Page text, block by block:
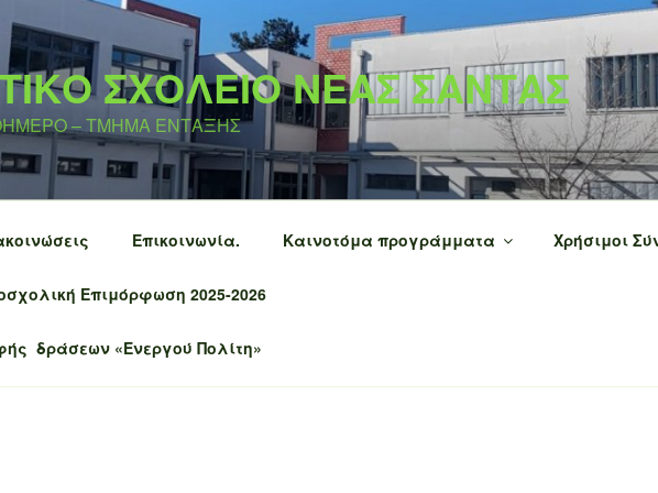
ΣΧΟΛΕΙΟ ΝΕΑΣ ΣΑΝΤΑΣ
– ΤΜΗΜΑ ΕΝΤΑΞΗΣ
Επικοινωνία. Καινοτόμα προγράμματα Χρήσιμοι
Επιμόρφωση 2025-2026
δράσεων «Ενεργού Πολίτη»